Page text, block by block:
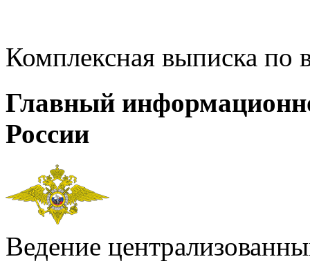
Комплексная выписка
Главный
России
Ведение